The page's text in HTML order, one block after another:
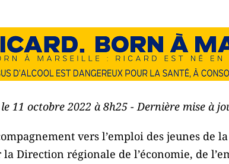
11 octobre 2022 à 8h25 - Dernière mise à
vers l’emploi des jeunes de
la Direction régionale de l’économie, de